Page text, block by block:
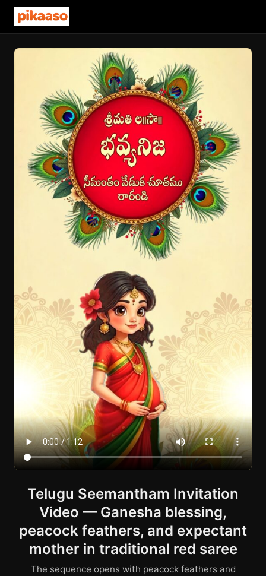
Telugu Seemantham Invitation
Video — Ganesha blessing,
peacock feathers, and expectant
mother in traditional red saree
The sequence opens with peacock feathers and